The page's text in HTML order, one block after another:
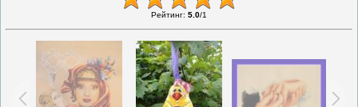
Рейтинг: 5.0/1